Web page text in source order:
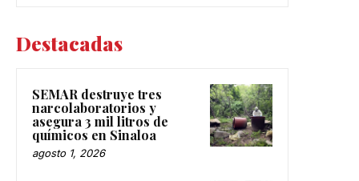
Destacadas
SEMAR destruye tres
narcolaboratorios y
asegura 3 mil litros de
químicos en Sinaloa
agosto 1, 2026